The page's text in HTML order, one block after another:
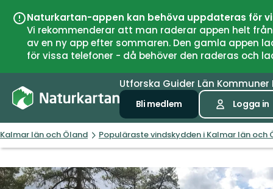
Naturkartan-appen kan behöva uppdateras för
Vi rekommenderar att man raderar appen helt
av en ny app efter sommaren. Den gamla
för vissa telefoner - då behöver den raderas och
Utforska Guider Län Kommuner
Bli medlem Logga in
Kalmar län och Öland Populäraste vindskydden i Kalmar län och